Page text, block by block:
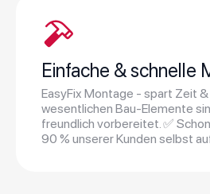
Einfache & schnelle
EasyFix Montage - spart Zeit &
wesentlichen Bau-Elemente
freundlich vorbereitet. ✅
90 % unserer Kunden selbst